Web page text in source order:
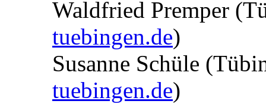
Waldfried Premper
tuebingen.de)
Susanne Schüle
tuebingen.de)